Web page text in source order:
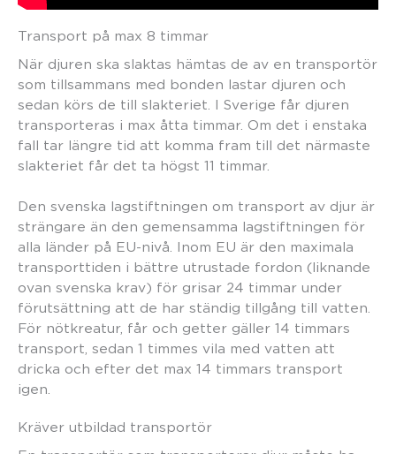
Transport på max 8 timmar
När djuren ska slaktas hämtas de av en transportör
som tillsammans med bonden lastar djuren och
sedan körs de till slakteriet. I Sverige får djuren
transporteras i max åtta timmar. Om det i enstaka
fall tar längre tid att komma fram till det närmaste
slakteriet får det ta högst 11 timmar.
Den svenska lagstiftningen om transport av djur är
strängare än den gemensamma lagstiftningen för
alla länder på EU-nivå. Inom EU är den maximala
transporttiden i bättre utrustade fordon (liknande
ovan svenska krav) för grisar 24 timmar under
förutsättning att de har ständig tillgång till vatten.
För nötkreatur, får och getter gäller 14 timmars
transport, sedan 1 timmes vila med vatten att
dricka och efter det max 14 timmars transport
igen.
Kräver utbildad transportör